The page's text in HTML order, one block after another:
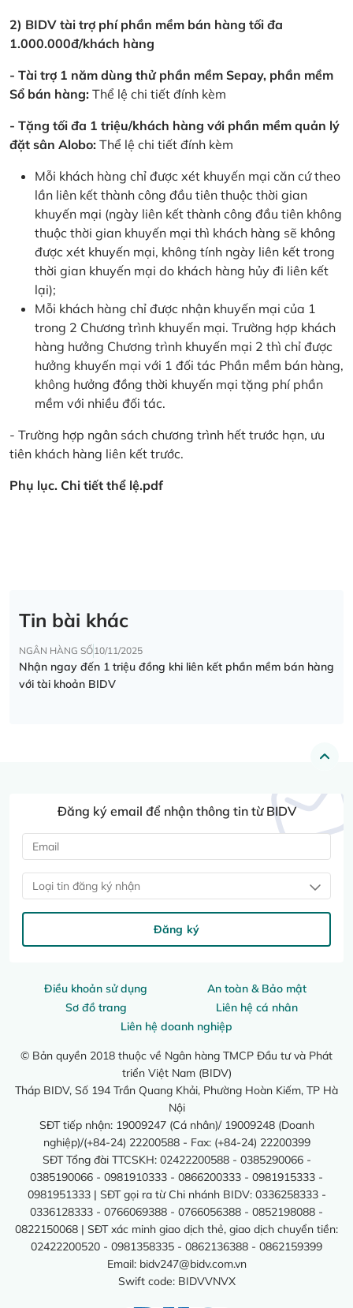
2) BIDV tài trợ phí phần mềm bán hàng tối đa
1.000.000đ/khách hàng
- Tài trợ 1 năm dùng thử phần mềm Sepay, phần mềm
Sổ bán hàng: Thể lệ chi tiết đính kèm
- Tặng tối đa 1 triệu/khách hàng với phần mềm quản lý
đặt sân Alobo: Thể lệ chi tiết đính kèm
Mỗi khách hàng chỉ được xét khuyến mại căn cứ theo
lần liên kết thành công đầu tiên thuộc thời gian
khuyến mại (ngày liên kết thành công đầu tiên không
thuộc thời gian khuyến mại thì khách hàng sẽ không
được xét khuyến mại, không tính ngày liên kết trong
thời gian khuyến mại do khách hàng hủy đi liên kết
lại);
Mỗi khách hàng chỉ được nhận khuyến mại của 1
trong 2 Chương trình khuyến mại. Trường hợp khách
hàng hưởng Chương trình khuyến mại 2 thì chỉ được
hưởng khuyến mại với 1 đối tác Phần mềm bán hàng,
không hưởng đồng thời khuyến mại tặng phí phần
mềm với nhiều đối tác.
- Trường hợp ngân sách chương trình hết trước hạn, ưu
tiên khách hàng liên kết trước.
Phụ lục. Chi tiết thể lệ.pdf
Tin bài khác
NGÂN HÀNG SỐ10/11/2025
Nhận ngay đến 1 triệu đồng khi liên kết phần mềm bán hàng
với tài khoản BIDV
Điều khoản sử dụng
An toàn & Bảo mật
Sơ đồ trang
Liên hệ cá nhân
Liên hệ doanh nghiệp
© Bản quyền 2018 thuộc về Ngân hàng TMCP Đầu tư và Phát
triển Việt Nam (BIDV)
Tháp BIDV, Số 194 Trần Quang Khải, Phường Hoàn Kiếm, TP Hà
Nội
SĐT tiếp nhận: 19009247 (Cá nhân)/ 19009248 (Doanh
nghiệp)/(+84-24) 22200588 - Fax: (+84-24) 22200399
SĐT Tổng đài TTCSKH: 02422200588 - 0385290066 -
0385190066 - 0981910333 - 0866200333 - 0981915333 -
0981951333 | SĐT gọi ra từ Chi nhánh BIDV: 0336258333 -
0336128333 - 0766069388 - 0766056388 - 0852198088 -
0822150068 | SĐT xác minh giao dịch thẻ, giao dịch chuyển tiền:
02422200520 - 0981358335 - 0862136388 - 0862159399
Email: bidv247@bidv.com.vn
Swift code: BIDVVNVX
Đăng ký email để nhận thông tin từ BIDV
Loại tin đăng ký nhận
Đăng ký